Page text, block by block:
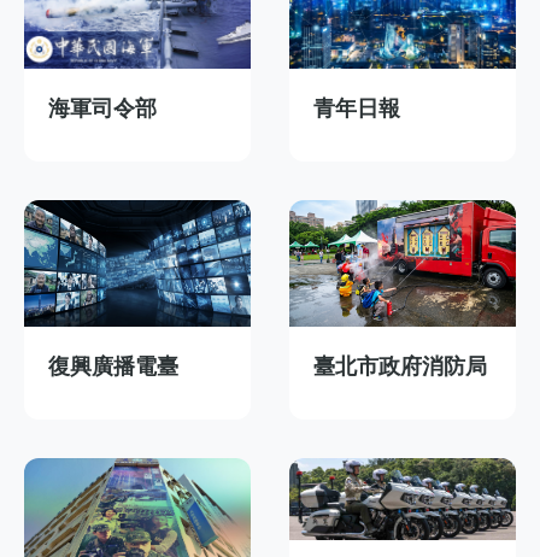
海軍司令部 青年日報
復興廣播電臺 臺北市政府消防局